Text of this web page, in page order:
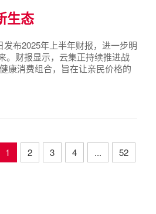
生态
布2025年上半年财报，进一步明
。财报显示，云集正持续推进战
康消费组合，旨在让亲民价格的
1 2 3 4 ... 52